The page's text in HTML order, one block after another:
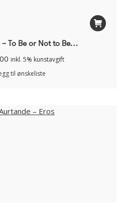
To Be or Not to Be…
inkl. 5% kunstavgift
til ønskeliste